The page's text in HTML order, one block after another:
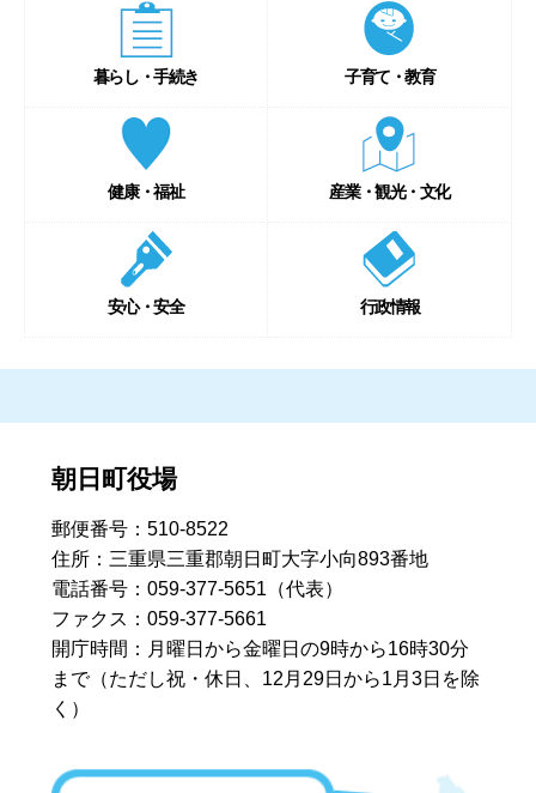
暮らし・手続き 子育て・教育
健康・福祉 産業・観光・文化
安心・安全 行政情報
朝日町役場
郵便番号：510-8522
住所：三重県三重郡朝日町大字小向893番地
電話番号：059-377-5651（代表）
ファクス：059-377-5661
開庁時間：月曜日から金曜日の9時から16時30分
まで（ただし祝・休日、12月29日から1月3日を除
く）